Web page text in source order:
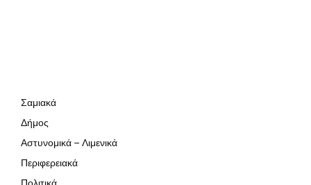
Σαμιακά
Δήμος
Αστυνομικά – Λιμενικά
Περιφερειακά
Πολιτικά